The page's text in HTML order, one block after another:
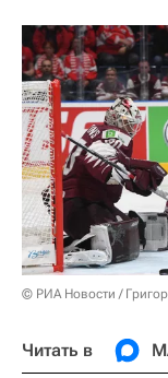
© РИА Новости /
Читать в